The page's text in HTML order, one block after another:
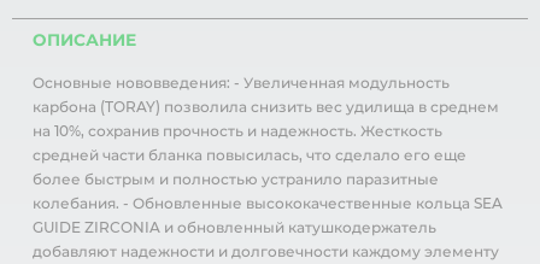
ОПИСАНИЕ
Основные нововведения: - Увеличенная модульность
карбона (TORAY) позволила снизить вес удилища в среднем
на 10%, сохранив прочность и надежность. Жесткость
средней части бланка повысилась, что сделало его еще
более быстрым и полностью устранило паразитные
колебания. - Обновленные высококачественные кольца SEA
GUIDE ZIRCONIA и обновленный катушкодержатель
добавляют надежности и долговечности каждому элементу